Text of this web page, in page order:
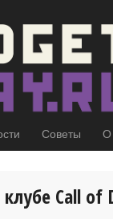
Советы О
Call